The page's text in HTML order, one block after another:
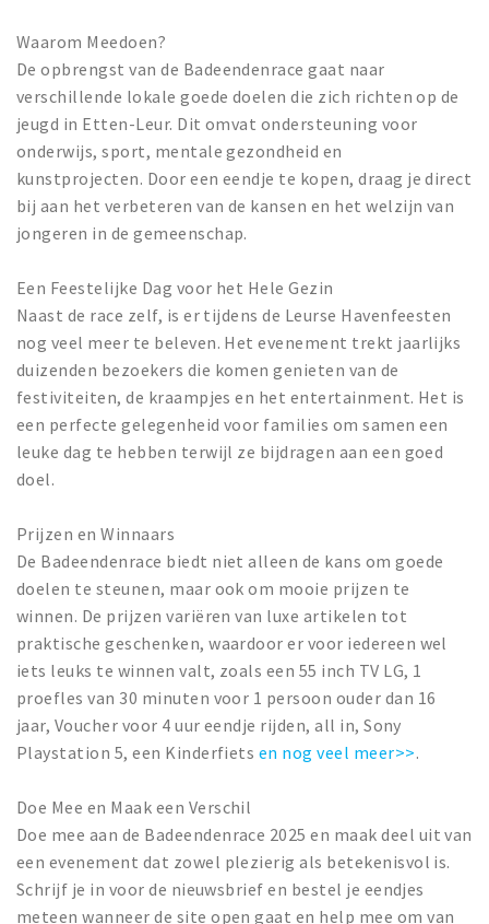
Waarom Meedoen?
De opbrengst van de Badeendenrace gaat naar
verschillende lokale goede doelen die zich richten op de
jeugd in Etten-Leur. Dit omvat ondersteuning voor
onderwijs, sport, mentale gezondheid en
kunstprojecten. Door een eendje te kopen, draag je direct
bij aan het verbeteren van de kansen en het welzijn van
jongeren in de gemeenschap.
Een Feestelijke Dag voor het Hele Gezin
Naast de race zelf, is er tijdens de Leurse Havenfeesten
nog veel meer te beleven. Het evenement trekt jaarlijks
duizenden bezoekers die komen genieten van de
festiviteiten, de kraampjes en het entertainment. Het is
een perfecte gelegenheid voor families om samen een
leuke dag te hebben terwijl ze bijdragen aan een goed
doel.
Prijzen en Winnaars
De Badeendenrace biedt niet alleen de kans om goede
doelen te steunen, maar ook om mooie prijzen te
winnen. De prijzen variëren van luxe artikelen tot
praktische geschenken, waardoor er voor iedereen wel
iets leuks te winnen valt, zoals een 55 inch TV LG, 1
proefles van 30 minuten voor 1 persoon ouder dan 16
jaar, Voucher voor 4 uur eendje rijden, all in, Sony
Playstation 5, een Kinderfiets en nog veel meer>>.
Doe Mee en Maak een Verschil
Doe mee aan de Badeendenrace 2025 en maak deel uit van
een evenement dat zowel plezierig als betekenisvol is.
Schrijf je in voor de nieuwsbrief en bestel je eendjes
meteen wanneer de site open gaat en help mee om van